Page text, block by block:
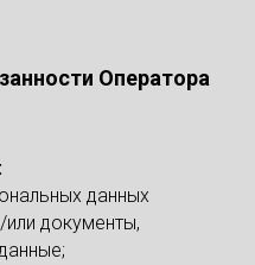
Оператора
данных
документы,